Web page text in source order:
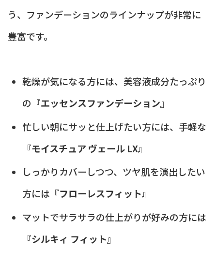
う、ファンデーションのラインナップが非常に
豊富です。
乾燥が気になる方には、美容液成分たっぷり
の 『エッセンスファンデーション』
忙しい朝にサッと仕上げたい方には、手軽な
『モイスチュア ヴェール LX』
しっかりカバーしつつ、ツヤ肌を演出したい
方には 『フローレスフィット』
マットでサラサラの仕上がりが好みの方には
『シルキィ フィット』